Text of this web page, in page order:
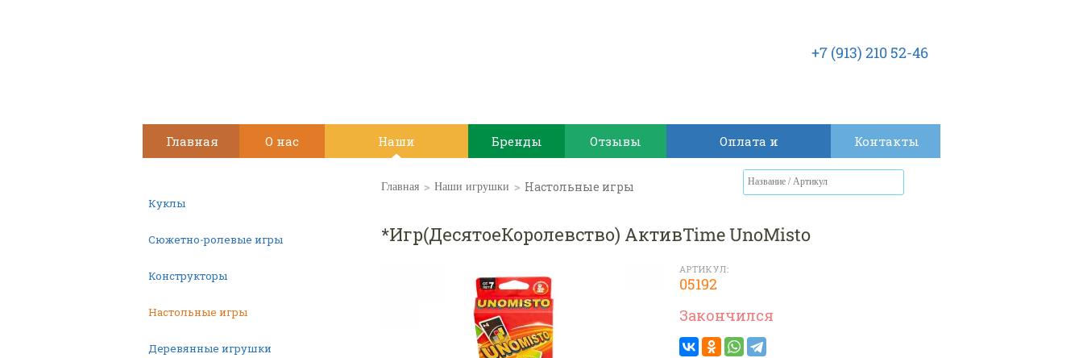
+7 (913) 210 52-46
Главная О нас Наши Бренды Отзывы Оплата и
доставка
Контакты
Главная > Наши игрушки > Настольные игры
*Игр(ДесятоеКоролевство) АктивTime UnoMisto
АРТИКУЛ:
05192
Закончился
Куклы
Сюжетно-ролевые игры
Конструкторы
Настольные игры
Деревянные игрушки